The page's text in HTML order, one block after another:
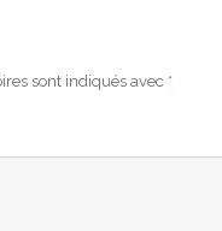
sont indiqués avec *